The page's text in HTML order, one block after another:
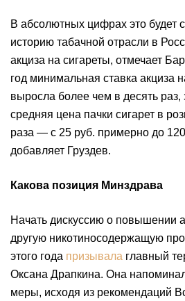
В абсолютных цифрах это будет
историю табачной отрасли в
акциза на сигареты, отмечает
год минимальная ставка акциза
выросла более чем в десять раз,
средняя цена пачки сигарет в
раза — с 25 руб. примерно до 120
добавляет Груздев.
Какова позиция Минздрава
Начать дискуссию о повышении
другую никотиносодержащую
этого года призывала главный
Оксана Драпкина. Она
меры, исходя из рекомендаций